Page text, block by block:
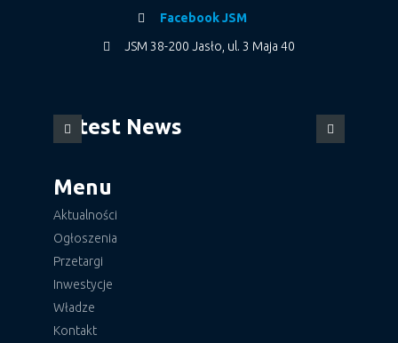
Facebook JSM
JSM 38-200 Jasło, ul. 3 Maja 40
Latest News
Menu
Aktualności
Ogłoszenia
Przetargi
Inwestycje
Władze
Kontakt